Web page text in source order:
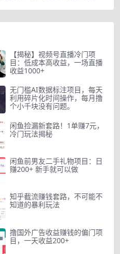
【揭秘】视频号直播冷门项
目：低成本高收益，一场直播
收益1000+
无门槛AI数据标注项目，每天
利用碎片化时间操作，每月撸
个小千块没有问题。
闲鱼捡漏新套路！1单赚7元，
冷门玩法揭秘
闲鱼前男友二手礼物项目：日
赚200+ 新手就可以做
知乎截流赚钱套路，不可能不
知道的暴利玩法
撸国外广告收益赚钱的偏门项
目，一天收益200+